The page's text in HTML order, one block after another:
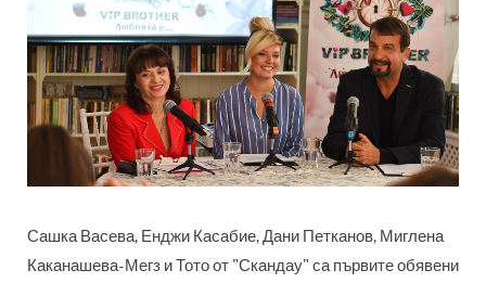
Сашка Васева, Енджи Касабие, Дани Петканов, Миглена
Каканашева-Мегз и Тото от "Скандау" са първите обявени